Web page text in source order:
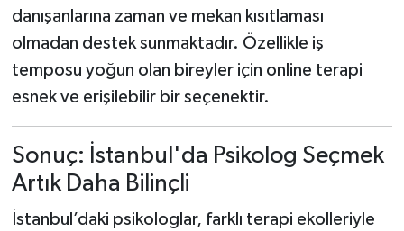
danışanlarına zaman ve mekan kısıtlaması
olmadan destek sunmaktadır. Özellikle iş
temposu yoğun olan bireyler için online terapi
esnek ve erişilebilir bir seçenektir.
Sonuç: İstanbul'da Psikolog Seçmek
Artık Daha Bilinçli
İstanbul’daki psikologlar, farklı terapi ekolleriyle